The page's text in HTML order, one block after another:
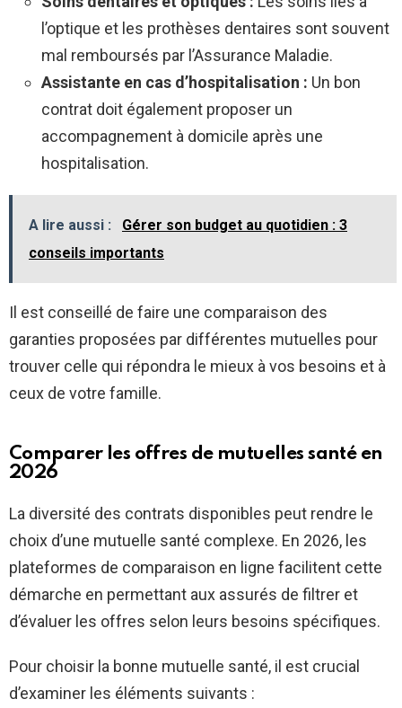
l’optique et les prothèses dentaires sont souvent
mal remboursés par l’Assurance Maladie.
Assistante en cas d’hospitalisation : Un bon
contrat doit également proposer un
accompagnement à domicile après une
hospitalisation.
A lire aussi :
Gérer son budget au quotidien : 3
conseils importants
Il est conseillé de faire une comparaison des
garanties proposées par différentes mutuelles pour
trouver celle qui répondra le mieux à vos besoins et à
ceux de votre famille.
Comparer les offres de mutuelles santé en
2026
La diversité des contrats disponibles peut rendre le
choix d’une mutuelle santé complexe. En 2026, les
plateformes de comparaison en ligne facilitent cette
démarche en permettant aux assurés de filtrer et
d’évaluer les offres selon leurs besoins spécifiques.
Pour choisir la bonne mutuelle santé, il est crucial
d’examiner les éléments suivants :